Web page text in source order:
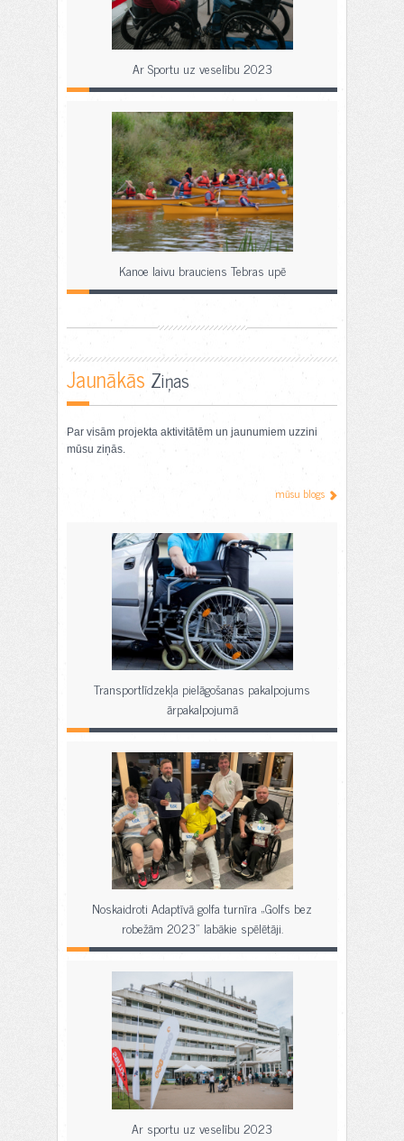
Ar Sportu uz veselību 2023
Kanoe laivu brauciens Tebras upē
Jaunākās Ziņas
Par visām projekta aktivitātēm un jaunumiem uzzini
mūsu ziņās.
mūsu blogs
Transportlīdzekļa pielāgošanas pakalpojums
ārpakalpojumā
Noskaidroti Adaptīvā golfa turnīra „Golfs bez
robežām 2023” labākie spēlētāji.
Ar sportu uz veselību 2023